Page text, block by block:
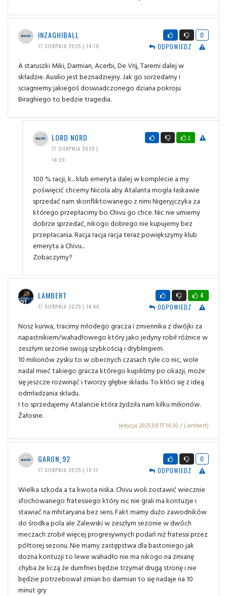
INZAGHIBALL
17 SIERPNIA 2025 | 14:19
0
ODPOWIEDZ
A staruszki Miki, Darmian, Acerbi, De Vrij, Taremi dalej w
składzie. Ausilio jest beznadziejny. Jak go sorzedamy i
sciagniemy jakiegoś doswiadczonego dziana pokroju
Biraghiego to bedzie tragedia.
LORD NORD
17 SIERPNIA 2025 |
14:29
2
100 % racji, k... klub emeryta dalej w komplecie a my
poświęcić chcemy Nicola aby Atalanta mogła łaskawie
sprzedać nam skonfliktowanego z nimi Nigeryjczyka za
którego przepłacimy bo Chivu go chce. Nic nie umiemy
dobrze sprzedać, nikogo dobrego nie kupujemy bez
przepłacania. Racja racja racja teraz powiększymy klub
emeryta a Chivu...
Zobaczymy?
LAMBERT
17 SIERPNIA 2025 | 14:46
4
ODPOWIEDZ
Nosz kurwa, tracimy młodego gracza i zmiennika z dwójki za
napastnikiem/wahadłowego który jako jedyny robił różnice w
zeszłym sezonie swoją szybkością i dryblingiem.
10 milionów zysku to w obecnych czasach tyle co nic, wole
nadal mieć takiego gracza którego kupiliśmy po okazji, może
się jeszcze rozwinąć i tworzy głębie składu. To kłóci się z ideą
odmładzania składu.
I to sprzedajemy Atalancie która żydziła nam kilku milionów.
Żałosne.
(edycja 2025.08.17 14:50 / Lambert)
GARON_92
17 SIERPNIA 2025 | 15:11
0
ODPOWIEDZ
Wielka szkoda a ta kwota niska. Chivu woli zostawić wiecznie
sfochowanego fratessiego który nic nie grali ma kontuzje i
stawiać na mhitaryana bez sens. Fakt mamy dużo zawodników
do środka pola ale Zalewski w zeszłym sezonie w dwóch
meczach zrobił więcej progresywnych podań niż fratessi przez
półtorej sezonu. Nie mamy zastępstwa dla bastoniego jak
dozna kontuzji to lewe wahadło nie ma nikogo na zmianę
chyba że liczą że dumfries będzie trzymał drugą stronę i nie
będzie potrzebował zmian bo darmian to się nadaje na 10
minut gry